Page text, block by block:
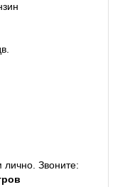
лично. Звоните: